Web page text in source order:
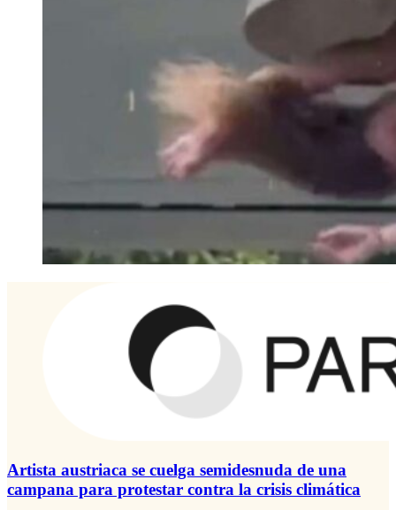
Artista austriaca se cuelga semidesnuda de una
campana para protestar contra la crisis climática